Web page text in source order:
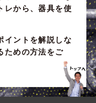
レから、器具を使
イントを解説しな
ための方法をご